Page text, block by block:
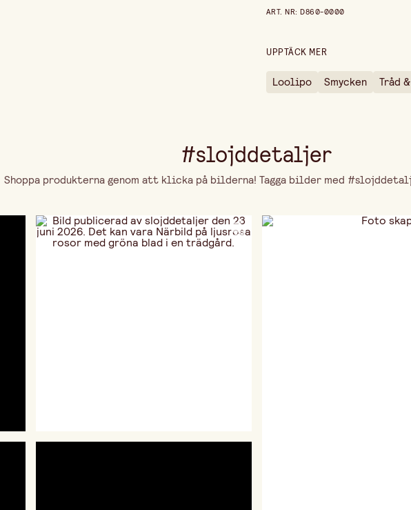
ART. NR:D860-0000
UPPTÄCK MER
Loolipo Smycken Tråd
#slojddetaljer
Shoppa produkterna genom att klicka på bilderna! Tagga bilder med